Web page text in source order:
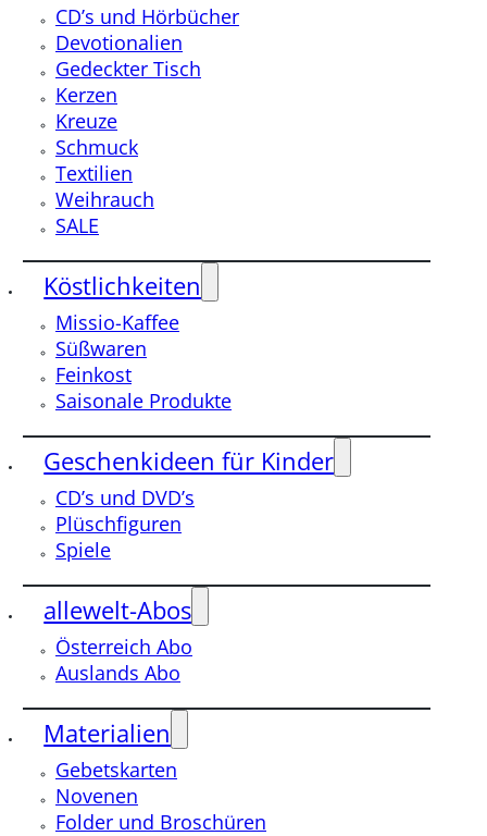
CD’s und Hörbücher
Devotionalien
Gedeckter Tisch
Kerzen
Kreuze
Schmuck
Textilien
Weihrauch
SALE
Köstlichkeiten
Missio-Kaffee
Süßwaren
Feinkost
Saisonale Produkte
Geschenkideen für Kinder
CD’s und DVD’s
Plüschfiguren
Spiele
allewelt-Abos
Österreich Abo
Auslands Abo
Materialien
Gebetskarten
Novenen
Folder und Broschüren